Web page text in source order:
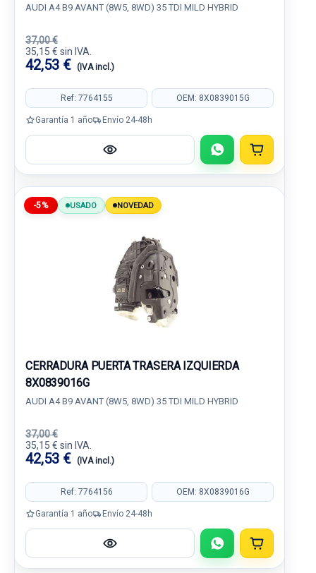
AUDI A4 B9 AVANT (8W5, 8WD) 35 TDI MILD HYBRID
37,00 €
35,15 € sin IVA.
42,53 € (IVA incl.)
Ref: 7764155 OEM: 8X0839015G
Garantía 1 año Envío 24-48h
-5% USADO NOVEDAD
CERRADURA PUERTA TRASERA IZQUIERDA
8X0839016G
AUDI A4 B9 AVANT (8W5, 8WD) 35 TDI MILD HYBRID
37,00 €
35,15 € sin IVA.
42,53 € (IVA incl.)
Ref: 7764156 OEM: 8X0839016G
Garantía 1 año Envío 24-48h